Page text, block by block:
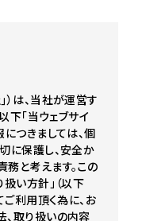
は、当社が運営す
｢当ウェブサイ
つきましては、個
に保護し、安全か
と考えます。この
い方針」（以下
ご利用頂く為に、お
取り扱いの内容